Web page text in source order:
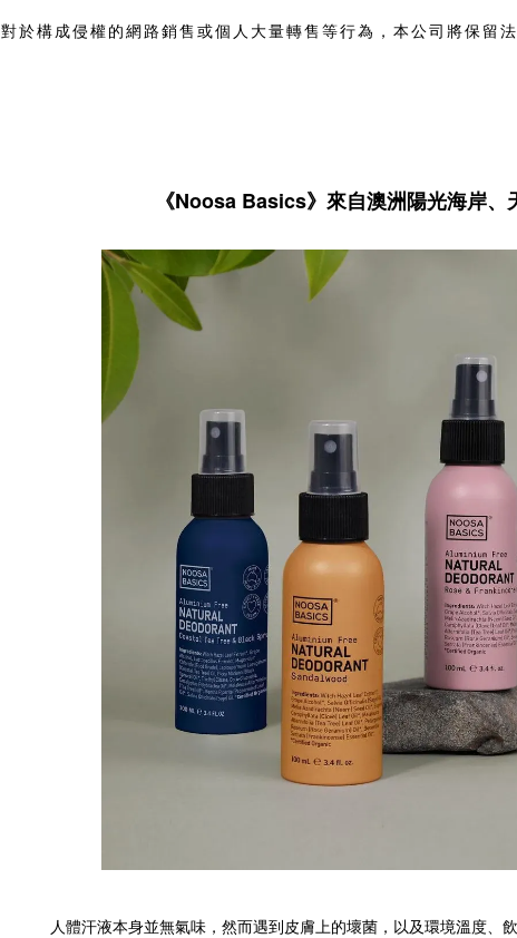
對於構成侵權的網路銷售或個人大量轉售等行為，本公司將保留
《Noosa Basics》來自澳洲陽光海岸、
人體汗液本身並無氣味，然而遇到皮膚上的壞菌，以及環境溫度、